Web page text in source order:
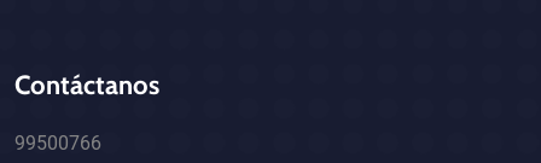
Contáctanos
99500766